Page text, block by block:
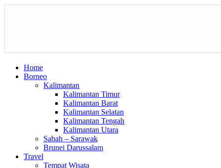
Home
Borneo
Kalimantan
Kalimantan Timur
Kalimantan Barat
Kalimantan Selatan
Kalimantan Tengah
Kalimantan Utara
Sabah – Sarawak
Brunei Darussalam
Travel
Tempat Wisata